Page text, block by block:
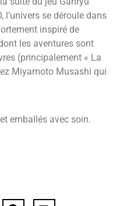
l’univers se déroule dans
inspiré de
les aventures sont
(principalement « La
Miyamoto Musashi qui
emballés avec soin.